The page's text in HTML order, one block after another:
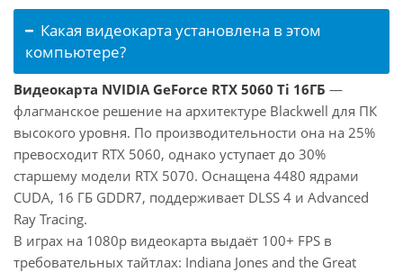
Какая видеокарта установлена в этом
компьютере?
Видеокарта NVIDIA GeForce RTX 5060 Ti 16ГБ —
флагманское решение на архитектуре Blackwell для ПК
высокого уровня. По производительности она на 25%
превосходит RTX 5060, однако уступает до 30%
старшему модели RTX 5070. Оснащена 4480 ядрами
CUDA, 16 ГБ GDDR7, поддерживает DLSS 4 и Advanced
Ray Tracing.
В играх на 1080p видеокарта выдаёт 100+ FPS в
требовательных тайтлах: Indiana Jones and the Great